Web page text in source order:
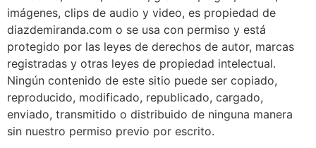
imágenes, clips de audio y video, es propiedad de
diazdemiranda.com o se usa con permiso y está
protegido por las leyes de derechos de autor, marcas
registradas y otras leyes de propiedad intelectual.
Ningún contenido de este sitio puede ser copiado,
reproducido, modificado, republicado, cargado,
enviado, transmitido o distribuido de ninguna manera
sin nuestro permiso previo por escrito.